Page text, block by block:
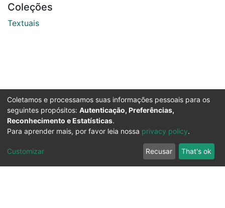
Coleções
Textuais
Coletamos e processamos suas informações pessoais para os
seguintes propósitos: Autenticação, Preferências,
Reconhecimento e Estatísticas.
Para aprender mais, por favor leia nossa privacy policy.
Customizar Recusar That's ok